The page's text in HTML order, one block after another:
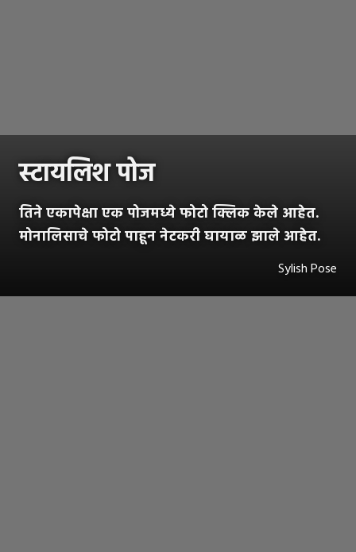
स्टायलिश पोज
तिने एकापेक्षा एक पोजमध्ये फोटो क्लिक केले आहेत.
मोनालिसाचे फोटो पाहून नेटकरी घायाळ झाले आहेत.
Sylish Pose